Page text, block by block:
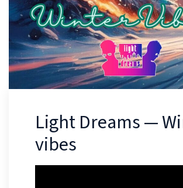
Light Dreams —
vibes